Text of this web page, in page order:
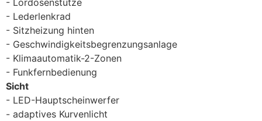
Lederlenkrad
Sitzheizung hinten
Geschwindigkeitsbegrenzungsanlage
Klimaautomatik-2-Zonen
Funkfernbedienung
Sicht
LED-Hauptscheinwerfer
adaptives Kurvenlicht